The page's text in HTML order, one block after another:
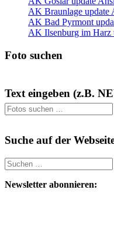
AK Braunlage update
AK Bad Pyrmont
AK Ilsenburg im Harz
Foto suchen
Text eingeben (z.B.
Suche auf der
Suchen
nach:
Newsletter abonnieren: